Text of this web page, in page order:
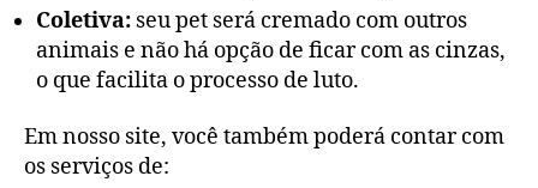
Coletiva: seu pet será cremado com outros
animais e não há opção de ficar com as cinzas,
o que facilita o processo de luto.
Em nosso site, você também poderá contar com
os serviços de: